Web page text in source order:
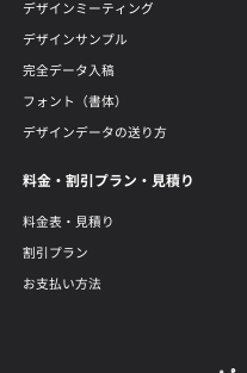
デザインミーティング
デザインサンプル
完全データ入稿
フォント（書体）
デザインデータの送り方
料金・割引プラン・見積り
料金表・見積り
割引プラン
お支払い方法